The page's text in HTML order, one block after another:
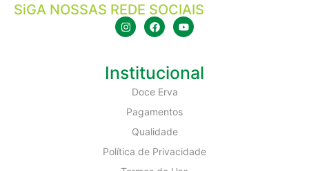
SiGA NOSSAS REDE SOCIAIS
Institucional
Doce Erva
Pagamentos
Qualidade
Política de Privacidade